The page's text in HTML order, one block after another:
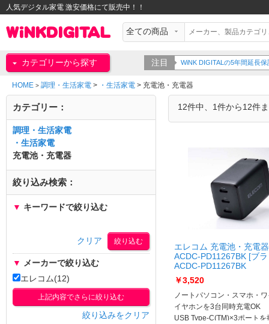
人気デジタル家電 激安価格にて販売中！！
カテゴリーから探す 注目 WiNK DIGITALの5年間延長
HOME > 調理・生活家電 > ・生活家電 > 充電池・充電器
12件中、1件から12件
エレコム 充電池・充電器
ACDC-PD11267BK [ブ
ACDC-PD11267BK
￥3,520
ノートパソコン・スマホ・
イヤホンを3台同時充電OK
USB Type-C(TM)×3ポートを
カテゴリー：
調理・生活家電
・生活家電
充電池・充電器
絞り込み検索：
▼ キーワードで絞り込む
クリア
▼ メーカーで絞り込む
エレコム(12)
上記内容でさらに絞り込む
絞り込みをクリア